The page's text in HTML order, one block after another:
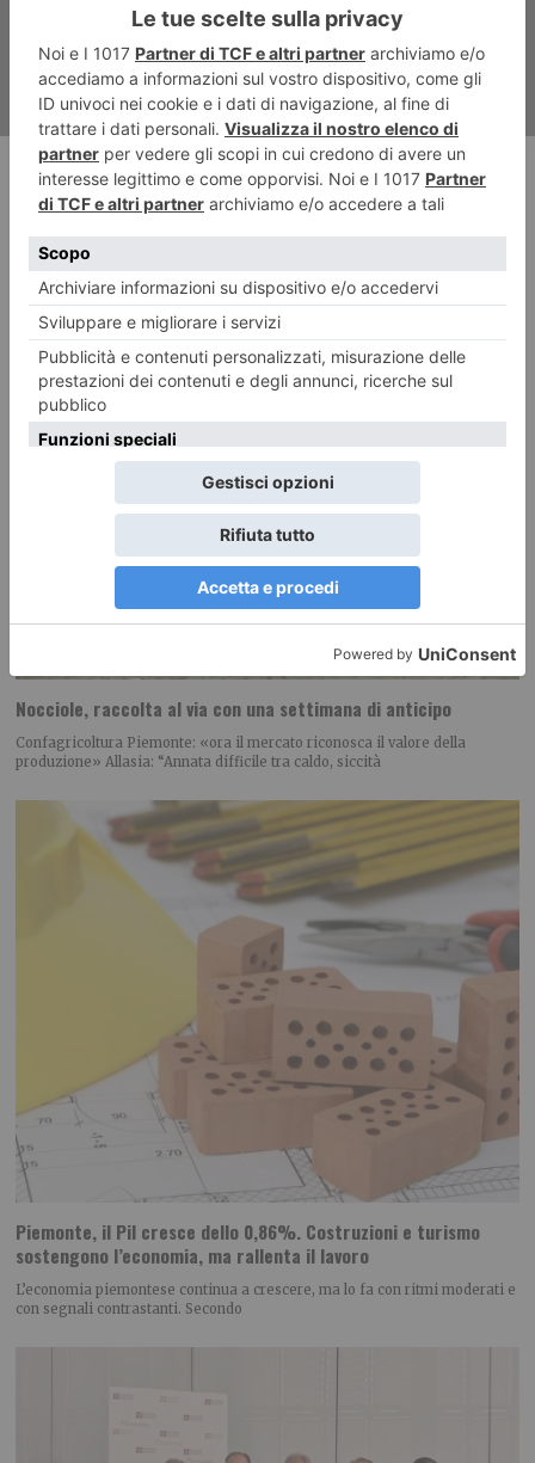
RECENTI:
Nocciole, raccolta al via con una settimana di anticipo
Confagricoltura Piemonte: «ora il mercato riconosca il valore della
produzione» Allasia: “Annata difficile tra caldo, siccità
Piemonte, il Pil cresce dello 0,86%. Costruzioni e turismo
sostengono l’economia, ma rallenta il lavoro
L’economia piemontese continua a crescere, ma lo fa con ritmi moderati e
con segnali contrastanti. Secondo